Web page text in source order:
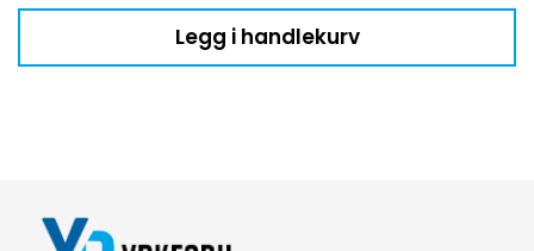
Legg i handlekurv